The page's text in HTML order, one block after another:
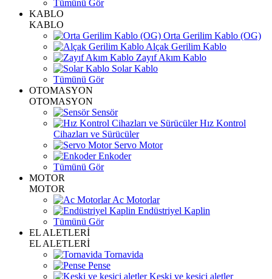
Tümünü Gör
KABLO
KABLO
Orta Gerilim Kablo (OG)
Alçak Gerilim Kablo
Zayıf Akım Kablo
Solar Kablo
Tümünü Gör
OTOMASYON
OTOMASYON
Sensör
Hız Kontrol
Cihazları ve Sürücüler
Servo Motor
Enkoder
Tümünü Gör
MOTOR
MOTOR
Ac Motorlar
Endüstriyel Kaplin
Tümünü Gör
EL ALETLERİ
EL ALETLERİ
Tornavida
Pense
Keski ve kesici aletler